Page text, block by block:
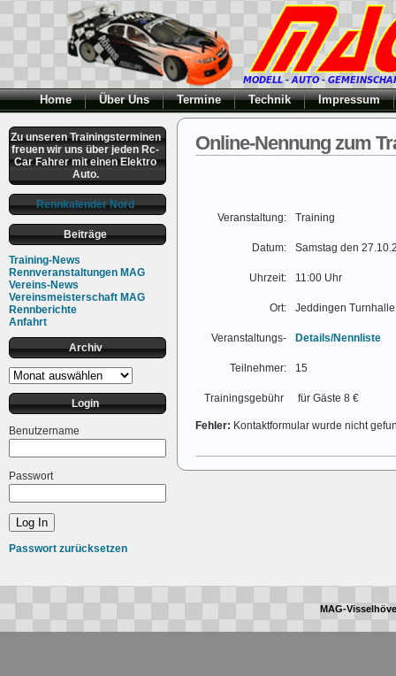
Home Über Uns Termine Technik Impressum
Zu unseren Trainingsterminen
freuen wir uns über jeden Rc-
Car Fahrer mit einen Elektro
Auto.
Rennkalender Nord
Beiträge
Training-News
Rennveranstaltungen MAG
Vereins-News
Vereinsmeisterschaft MAG
Rennberichte
Anfahrt
Archiv
Archiv
Login
Benutzername
Passwort
Passwort zurücksetzen
Online-Nennung zum
Veranstaltung: Training
Datum: Samstag den
Uhrzeit: 11:00 Uhr
Ort: Jeddingen Turnhalle
Veranstaltungs- Details/Nennliste
Teilnehmer: 15
Trainingsgebühr für Gäste 8 €
Fehler: Kontaktformular wurde nicht
MAG-